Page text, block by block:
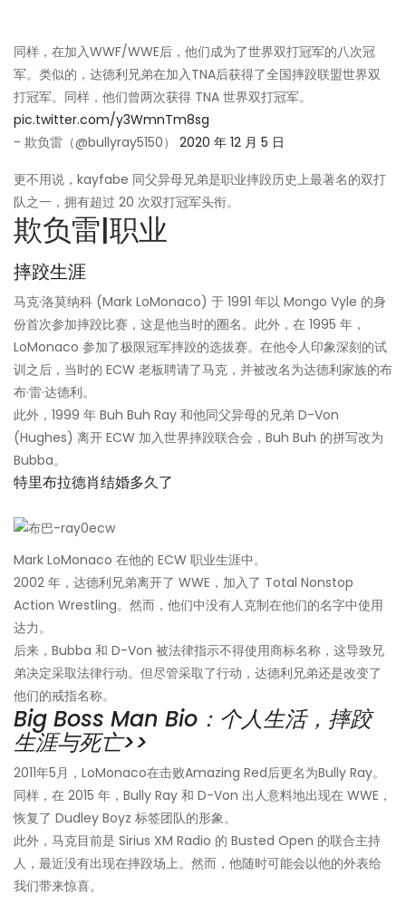
同样，在加入WWF/WWE后，他们成为了世界双打冠军的八次冠
军。类似的，达德利兄弟在加入TNA后获得了全国摔跤联盟世界双
打冠军。同样，他们曾两次获得 TNA 世界双打冠军。
pic.twitter.com/y3WmnTm8sg
- 欺负雷（@bullyray5150） 2020 年 12 月 5 日
更不用说，kayfabe 同父异母兄弟是职业摔跤历史上最著名的双打
队之一，拥有超过 20 次双打冠军头衔。
欺负雷|职业
摔跤生涯
马克·洛莫纳科 (Mark LoMonaco) 于 1991 年以 Mongo Vyle 的身
份首次参加摔跤比赛，这是他当时的圈名。此外，在 1995 年，
LoMonaco 参加了极限冠军摔跤的选拔赛。在他令人印象深刻的试
训之后，当时的 ECW 老板聘请了马克，并被改名为达德利家族的布
布·雷·达德利。
此外，1999 年 Buh Buh Ray 和他同父异母的兄弟 D-Von
(Hughes) 离开 ECW 加入世界摔跤联合会，Buh Buh 的拼写改为
Bubba。
特里布拉德肖结婚多久了
Mark LoMonaco 在他的 ECW 职业生涯中。
2002 年，达德利兄弟离开了 WWE，加入了 Total Nonstop
Action Wrestling。然而，他们中没有人克制在他们的名字中使用
达力。
后来，Bubba 和 D-Von 被法律指示不得使用商标名称，这导致兄
弟决定采取法律行动。但尽管采取了行动，达德利兄弟还是改变了
他们的戒指名称。
Big Boss Man Bio：个人生活，摔跤
生涯与死亡>>
2011年5月，LoMonaco在击败Amazing Red后更名为Bully Ray。
同样，在 2015 年，Bully Ray 和 D-Von 出人意料地出现在 WWE，
恢复了 Dudley Boyz 标签团队的形象。
此外，马克目前是 Sirius XM Radio 的 Busted Open 的联合主持
人，最近没有出现在摔跤场上。然而，他随时可能会以他的外表给
我们带来惊喜。